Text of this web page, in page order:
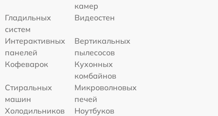
камер
Гладильных
систем
Видеостен
Интерактивных
панелей
Вертикальных
пылесосов
Кофеварок
Кухонных
комбайнов
Стиральных
машин
Микроволновых
печей
Холодильников
Ноутбуков